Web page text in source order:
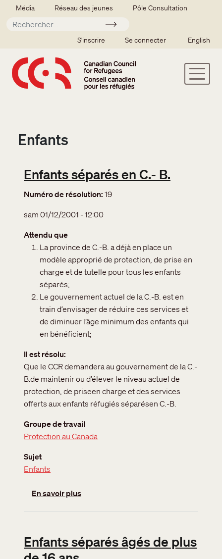
Aller au contenu principal
Secondary menu
Média Réseau des jeunes Pôle Consultation
Soumettre
SSO user menu
S'inscrire Se connecter English
Enfants
Enfants séparés en C.- B.
Numéro de résolution 19
sam 01/12/2001 - 12:00
Attendu que
La province de C.-B. a déjà en place un
modèle approprié de protection, de prise en
charge et de tutelle pour tous les enfants
séparés;
Le gouvernement actuel de la C.-B. est en
train d’envisager de réduire ces services et
de diminuer l’âge minimum des enfants qui
en bénéficient;
Il est résolu
Que le CCR demandera au gouvernement de la C.-
B.de maintenir ou d’élever le niveau actuel de
protection, de priseen charge et des services
offerts aux enfants réfugiés séparésen C.-B.
Groupe de travail
Protection au Canada
Sujet
Enfants
En savoir plussur Enfants séparés en C.- B.
Enfants séparés âgés de plus